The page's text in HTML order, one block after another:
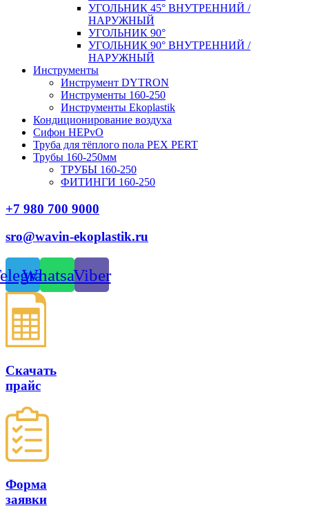
УГОЛЬНИК 45° ВНУТРЕННИЙ /
НАРУЖНЫЙ
УГОЛЬНИК 90°
УГОЛЬНИК 90° ВНУТРЕННИЙ /
НАРУЖНЫЙ
Инструменты
Инструмент DYTRON
Инструменты 160-250
Инструменты Ekoplastik
Кондиционирование воздуха
Сифон HEPvO
Труба для тёплого пола PEX PERT
Трубы 160-250мм
ТРУБЫ 160-250
ФИТИНГИ 160-250
+7 980 700 9000
sro@wavin-ekoplastik.ru
WhatsappViber
Скачать
прайс
Форма
заявки